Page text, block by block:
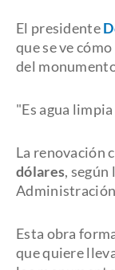
El presidente
que se ve
del
"Es agua
La renovación
dólares, según
Esta obra
que quiere